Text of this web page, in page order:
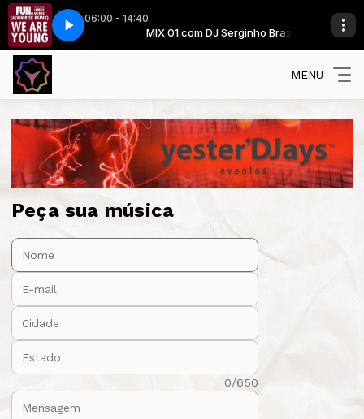
06:00 - 14:40
Brazil MIX 01 com DJ Serginho Brazil
Are Young (Alvin Risk Remix)Fun Feat Janelle Monae - We Are
MENU
Peça sua música
Nome:
E-mail:
Cidade:
Estado:
0/650